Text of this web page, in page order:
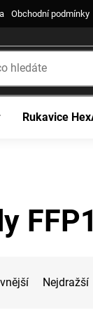
Obchodní podmínky
Rukavice
FFP1
Nejdražší